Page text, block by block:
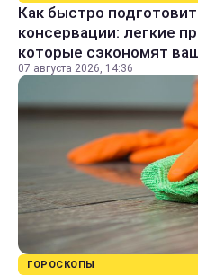
Как быстро
консервации: легкие
которые сэкономят
07 августа 2026, 14:36
ГОРОСКОПЫ